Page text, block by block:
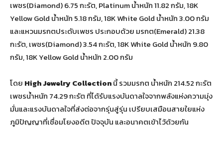
เพชร(Diamond) 6.75 กะรัต, Platinum น้ำหนัก 11.82 กรัม, 18K
Yellow Gold น้ำหนัก 5.18 กรัม, 18K White Gold น้ำหนัก 3.00 กรัม
และแหวนมรกตประดับเพชร ประกอบด้วย มรกต(Emerald) 21.38
กะรัต, เพชร(Diamond) 3.54 กะรัต, 18K White Gold น้ำหนัก 9.80
กรัม, 18K Yellow Gold น้ำหนัก 2.00 กรัม
โดย High Jewelry Collectionนี้ รวมมรกต น้ำหนัก 214.52 กะรัต
เพชรน้ำหนัก 74.29 กะรัต ที่ได้รับแรงบันดาลใจจากพลังแห่งความมุ่ง
มั่นและแรงบันดาลใจที่ส่งต่อจากรุ่นสู่รุ่น เปรียบเสมือนสายใยแห่ง
ภูมิปัญญาที่เชื่อมโยงอดีต ปัจจุบัน และอนาคตเข้าไว้ด้วยกัน